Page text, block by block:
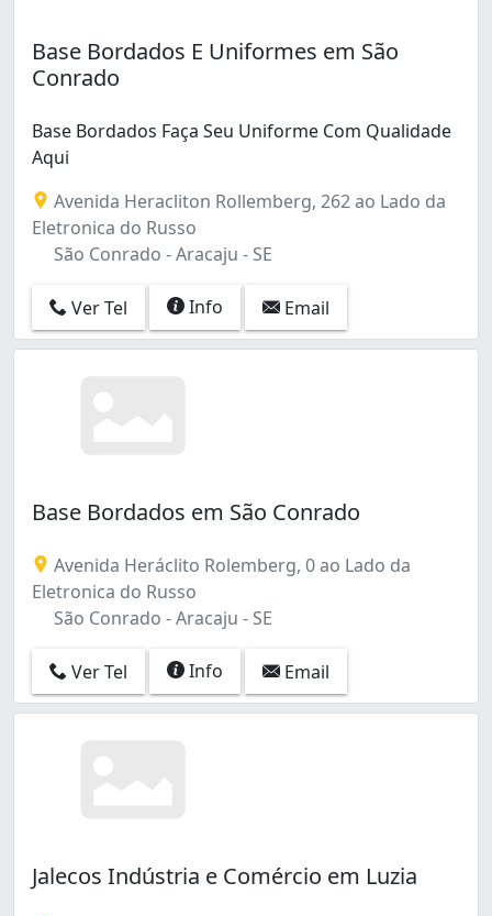
Base Bordados E Uniformes em São
Conrado
Base Bordados Faça Seu Uniforme Com Qualidade
Aqui
Avenida Heracliton Rollemberg, 262 ao Lado da
Eletronica do Russo
São Conrado - Aracaju - SE
Ver Tel Info Email
Base Bordados em São Conrado
Avenida Heráclito Rolemberg, 0 ao Lado da
Eletronica do Russo
São Conrado - Aracaju - SE
Ver Tel Info Email
Jalecos Indústria e Comércio em Luzia